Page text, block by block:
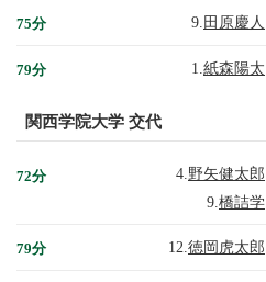
75分 9. 田原慶人
79分 1. 紙森陽太
関西学院大学 交代
72分 4. 野矢健太郎
9. 橋詰学
79分 12. 徳岡虎太郎